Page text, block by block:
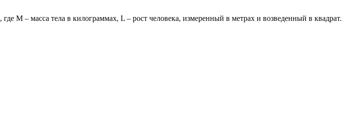
, где М – масса тела в килограммах, L – рост человека, измеренный в метрах и возведенный в квадрат.